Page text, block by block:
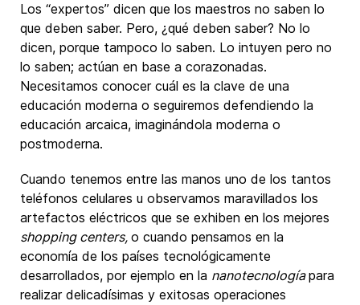
Los “expertos” dicen que los maestros no saben lo
que deben saber. Pero, ¿qué deben saber? No lo
dicen, porque tampoco lo saben. Lo intuyen pero no
lo saben; actúan en base a corazonadas.
Necesitamos conocer cuál es la clave de una
educación moderna o seguiremos defendiendo la
educación arcaica, imaginándola moderna o
postmoderna.
Cuando tenemos entre las manos uno de los tantos
teléfonos celulares u observamos maravillados los
artefactos eléctricos que se exhiben en los mejores
shopping centers, o cuando pensamos en la
economía de los países tecnológicamente
desarrollados, por ejemplo en la nanotecnologíapara
realizar delicadísimas y exitosas operaciones